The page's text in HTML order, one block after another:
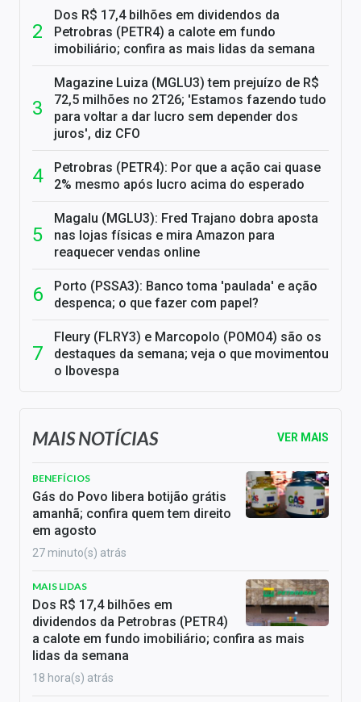
Dos R$ 17,4 bilhões em dividendos da
Petrobras (PETR4) a calote em fundo
imobiliário; confira as mais lidas da semana
Magazine Luiza (MGLU3) tem prejuízo de R$
72,5 milhões no 2T26; 'Estamos fazendo tudo
para voltar a dar lucro sem depender dos
juros', diz CFO
Petrobras (PETR4): Por que a ação cai quase
2% mesmo após lucro acima do esperado
Magalu (MGLU3): Fred Trajano dobra aposta
nas lojas físicas e mira Amazon para
reaquecer vendas online
Porto (PSSA3): Banco toma 'paulada' e ação
despenca; o que fazer com papel?
Fleury (FLRY3) e Marcopolo (POMO4) são os
destaques da semana; veja o que movimentou
o Ibovespa
MAIS NOTÍCIAS VER MAIS
BENEFÍCIOS
Gás do Povo libera botijão grátis
amanhã; confira quem tem direito
em agosto
27 minuto(s) atrás
MAIS LIDAS
Dos R$ 17,4 bilhões em
dividendos da Petrobras (PETR4)
a calote em fundo imobiliário; confira as mais
lidas da semana
18 hora(s) atrás